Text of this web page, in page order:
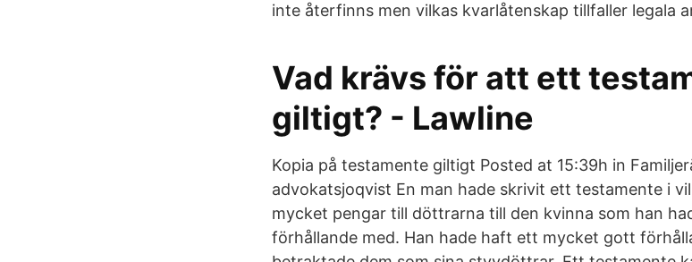
inte återfinns men vilkas kvarlåtenskap tillfaller legala
Vad krävs för att ett
giltigt? - Lawline
Kopia på testamente giltigt Posted at 15:39h in
advokatsjoqvist En man hade skrivit ett testamente i
mycket pengar till döttrarna till den kvinna som han
förhållande med. Han hade haft ett mycket gott